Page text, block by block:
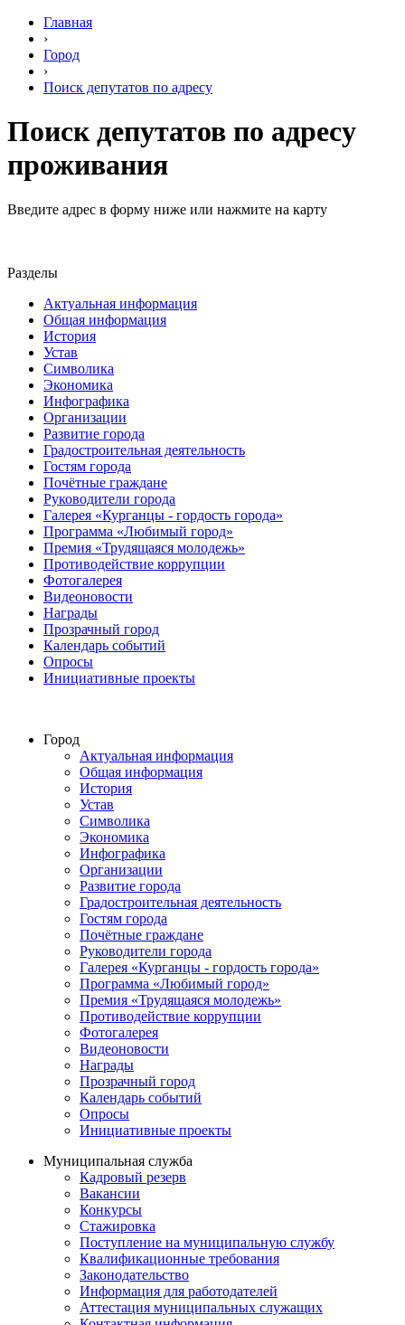
Главная
›
Город
›
Поиск депутатов по адресу
Поиск депутатов по адресу
проживания
Введите адрес в форму ниже или нажмите на карту
Разделы
Актуальная информация
Общая информация
История
Устав
Символика
Экономика
Инфографика
Организации
Развитие города
Градостроительная деятельность
Гостям города
Почётные граждане
Руководители города
Галерея «Курганцы - гордость города»
Программа «Любимый город»
Премия «Трудящаяся молодежь»
Противодействие коррупции
Фотогалерея
Видеоновости
Награды
Прозрачный город
Календарь событий
Опросы
Инициативные проекты
Город
Актуальная информация
Общая информация
История
Устав
Символика
Экономика
Инфографика
Организации
Развитие города
Градостроительная деятельность
Гостям города
Почётные граждане
Руководители города
Галерея «Курганцы - гордость города»
Программа «Любимый город»
Премия «Трудящаяся молодежь»
Противодействие коррупции
Фотогалерея
Видеоновости
Награды
Прозрачный город
Календарь событий
Опросы
Инициативные проекты
Муниципальная служба
Кадровый резерв
Вакансии
Конкурсы
Стажировка
Поступление на муниципальную службу
Квалификационные требования
Законодательство
Информация для работодателей
Аттестация муниципальных служащих